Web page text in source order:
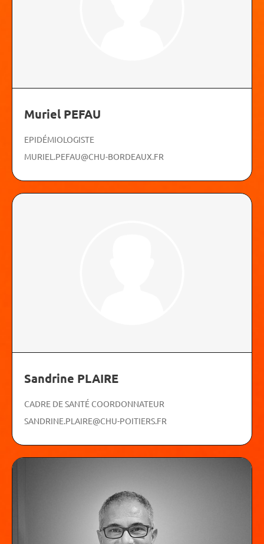
Muriel PEFAU
EPIDÉMIOLOGISTE
MURIEL.PEFAU@CHU-BORDEAUX.FR
Sandrine PLAIRE
CADRE DE SANTÉ COORDONNATEUR
SANDRINE.PLAIRE@CHU-POITIERS.FR